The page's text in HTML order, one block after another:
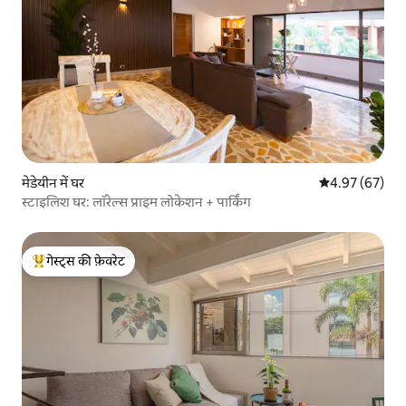
मेडेयीन में घर औसत रेटिंग 5 में
4.97 (67)
स्टाइलिश घर: लॉरेल्स प्राइम लोकेशन + पार्किंग
गेस्ट्स का टॉप फ़ेवरेट
गेस्ट्स की फ़ेवरेट